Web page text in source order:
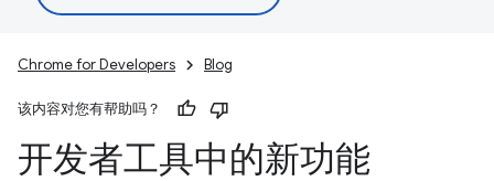
Chrome for Developers Blog
该内容对您有帮助吗？
开发者工具中的新功能